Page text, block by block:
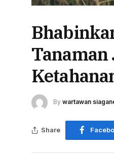
By wartawan
Share